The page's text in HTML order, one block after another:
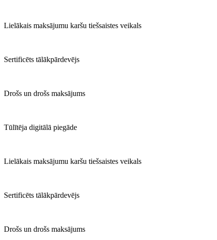
Lielākais maksājumu karšu tiešsaistes veikals
Sertificēts tālākpārdevējs
Drošs un drošs maksājums
Tūlītēja digitālā piegāde
Lielākais maksājumu karšu tiešsaistes veikals
Sertificēts tālākpārdevējs
Drošs un drošs maksājums